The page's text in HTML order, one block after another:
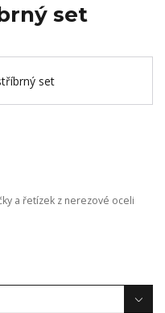
set
a řetízek z nerezové oceli